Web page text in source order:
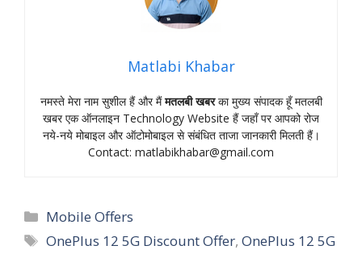
Matlabi Khabar
नमस्‍ते मेरा नाम सुशील हैं और मैंमतलबी खबरका मुख्‍य संपादक हूँ मतलबी
खबर एक ऑनलाइन Technology Website हैं जहॉं पर आपको रोज
नये-नये मोबाइल और ऑटोमोबाइल से संबंधित ताजा जानकारी मिलती हैं।
Contact: matlabikhabar@gmail.com
Categories
Mobile Offers
Tags
OnePlus 12 5G Discount Offer,OnePlus 12 5G